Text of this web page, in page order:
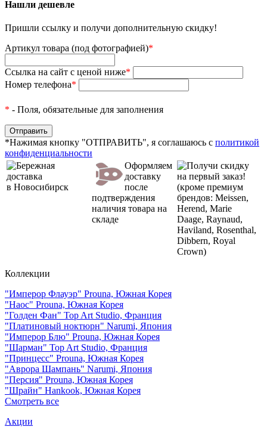
Нашли дешевле
Пришли ссылку и получи дополнительную скидку!
Артикул товара (под фотографией)*
Ссылка на сайт с ценой ниже*
Номер телефона*
* - Поля, обязательные для заполнения
*Нажимая кнопку "ОТПРАВИТЬ", я соглашаюсь с политикой
конфиденциальности
Бережная
доставка
в Новосибирск
Оформляем
доставку
после
подтверждения
наличия товара на
складе
Получи скидку
на первый заказ!
(кроме премиум
брендов: Meissen,
Herend, Marie
Daage, Raynaud,
Haviland, Rosenthal,
Dibbern, Royal
Crown)
Коллекции
"Имперор Флауэр" Prouna, Южная Корея
"Наос" Prouna, Южная Корея
"Голден Фан" Top Art Studio, Франция
"Платиновый ноктюрн" Narumi, Япония
"Имперор Блю" Prouna, Южная Корея
"Шарман" Top Art Studio, Франция
"Принцесс" Prouna, Южная Корея
"Аврора Шампань" Narumi, Япония
"Персия" Prouna, Южная Корея
"Шрайн" Hankook, Южная Корея
Смотреть все
Акции